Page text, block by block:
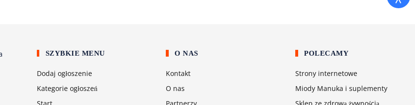
SZYBKIE MENU
Dodaj ogłoszenie
Kategorie ogłoszeń
O NAS
Kontakt
O nas
POLECAMY
Strony internetowe
Miody Manuka i suplementy